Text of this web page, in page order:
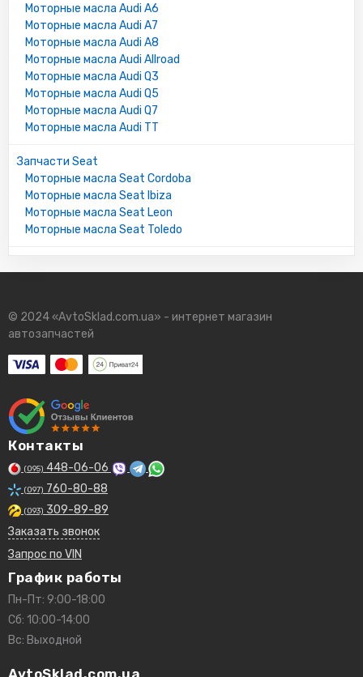
Моторные масла Audi A6
Моторные масла Audi A7
Моторные масла Audi A8
Моторные масла Audi Allroad
Моторные масла Audi Q3
Моторные масла Audi Q5
Моторные масла Audi Q7
Моторные масла Audi TT
Запчасти Seat
Моторные масла Seat Cordoba
Моторные масла Seat Ibiza
Моторные масла Seat Leon
Моторные масла Seat Toledo
© 2024 «AvtoSklad.com.ua» - интернет магазин
автозапчастей
Контакты
(095) 448-06-06
(097) 760-80-88
(093) 309-89-89
Заказать звонок
Запрос по VIN
График работы
Пн-Пт: 9:00-18:00
Сб: 10:00-14:00
Вс: Выходной